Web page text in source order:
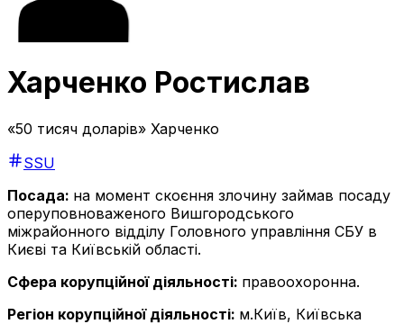
Харченко Ростислав
«50 тисяч доларів» Харченко
SSU
Посада: на момент скоєння злочину займав посаду
оперуповноваженого Вишгородського
міжрайонного відділу Головного управління СБУ в
Києві та Київській області.
Сфера корупційної діяльності: правоохоронна.
Регіон корупційної діяльності: м.Київ, Київська